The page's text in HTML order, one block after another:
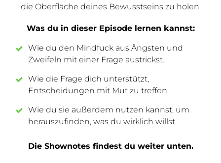
die Oberfläche deines Bewusstseins zu holen.
Was du in dieser Episode lernen kannst:
Wie du den Mindfuck aus Ängsten und
Zweifeln mit einer Frage austrickst.
Wie die Frage dich unterstützt,
Entscheidungen mit Mut zu treffen.
Wie du sie außerdem nutzen kannst, um
herauszufinden, was du wirklich willst.
Die Shownotes findest du weiter unten.